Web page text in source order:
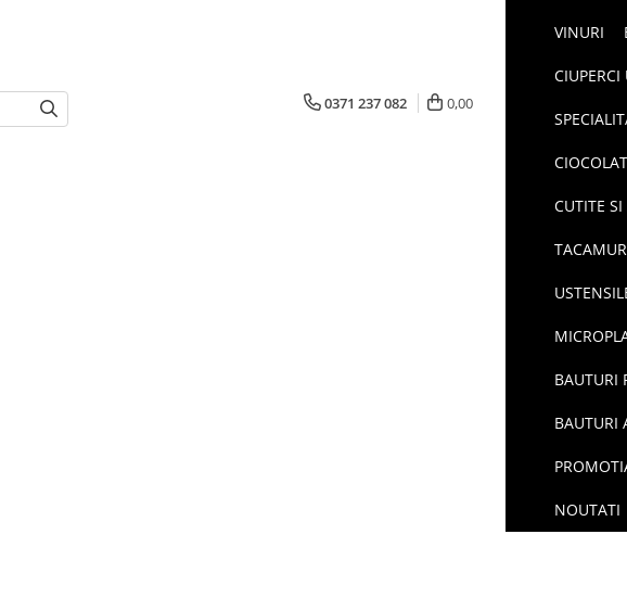
0371 237 082 0,00
VINURI
CIUPERCI
CUTITE SI
BAUTURI
BAUTURI
NOUTATI